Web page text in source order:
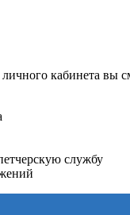
кабинета вы
службу